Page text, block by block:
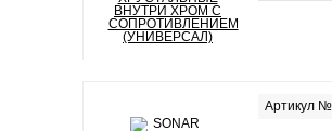
Артикул